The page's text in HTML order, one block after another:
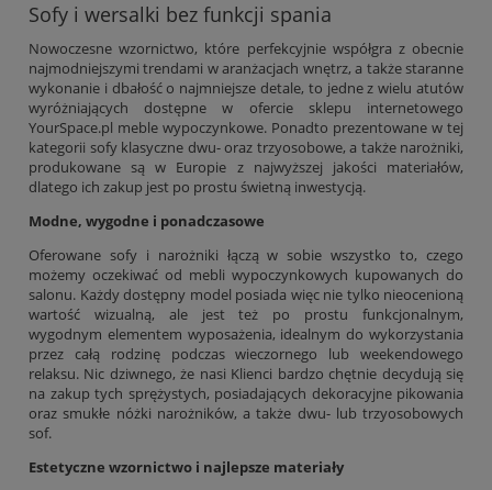
Sofy i wersalki bez funkcji spania
Nowoczesne wzornictwo, które perfekcyjnie współgra z obecnie
najmodniejszymi trendami w aranżacjach wnętrz, a także staranne
wykonanie i dbałość o najmniejsze detale, to jedne z wielu atutów
wyróżniających dostępne w ofercie sklepu internetowego
YourSpace.pl meble wypoczynkowe. Ponadto prezentowane w tej
kategorii sofy klasyczne dwu- oraz trzyosobowe, a także narożniki,
produkowane są w Europie z najwyższej jakości materiałów,
dlatego ich zakup jest po prostu świetną inwestycją.
Modne, wygodne i ponadczasowe
Oferowane sofy i narożniki łączą w sobie wszystko to, czego
możemy oczekiwać od mebli wypoczynkowych kupowanych do
salonu. Każdy dostępny model posiada więc nie tylko nieocenioną
wartość wizualną, ale jest też po prostu funkcjonalnym,
wygodnym elementem wyposażenia, idealnym do wykorzystania
przez całą rodzinę podczas wieczornego lub weekendowego
relaksu. Nic dziwnego, że nasi Klienci bardzo chętnie decydują się
na zakup tych sprężystych, posiadających dekoracyjne pikowania
oraz smukłe nóżki narożników, a także dwu- lub trzyosobowych
sof.
Estetyczne wzornictwo i najlepsze materiały